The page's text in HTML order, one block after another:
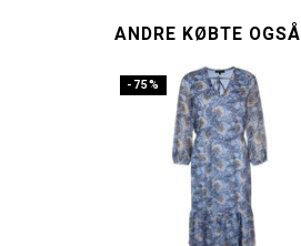
ANDRE KØBTE OGSÅ
-75%